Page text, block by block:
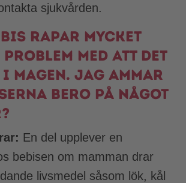
sjukvården.
rapar mycket
med att det
magen. Jag ammar
bero på något
En del upplever en
bebisen om mamman drar
livsmedel såsom lök, kål